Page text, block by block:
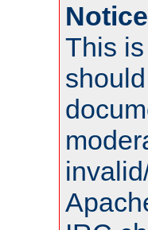
This